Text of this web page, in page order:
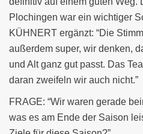
Plochingen war ein wichtiger
KÜHNERT ergänzt: “Die
außerdem super, wir denken,
und Alt ganz gut passt. Das
daran zweifeln wir auch nicht.”
FRAGE: “Wir waren gerade
was es am Ende der Saison